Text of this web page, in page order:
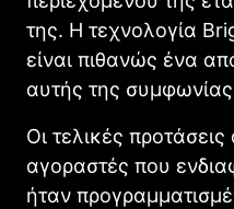
της. Η τεχνολογία
είναι πιθανώς ένα
αυτής της
Οι τελικές
αγοραστές που
ήταν